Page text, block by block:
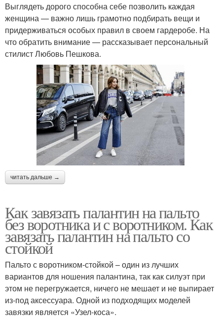
Выглядеть дорого способна себе позволить каждая
женщина — важно лишь грамотно подбирать вещи и
придерживаться особых правил в своем гардеробе. На
что обратить внимание — рассказывает персональный
стилист Любовь Пешкова.
читать дальше →
Как завязать палантин на пальто
без воротника и с воротником. Как
завязать палантин на пальто со
стойкой
Пальто с воротником-стойкой – один из лучших
вариантов для ношения палантина, так как силуэт при
этом не перегружается, ничего не мешает и не выпирает
из-под аксессуара. Одной из подходящих моделей
завязки является «Узел-коса».